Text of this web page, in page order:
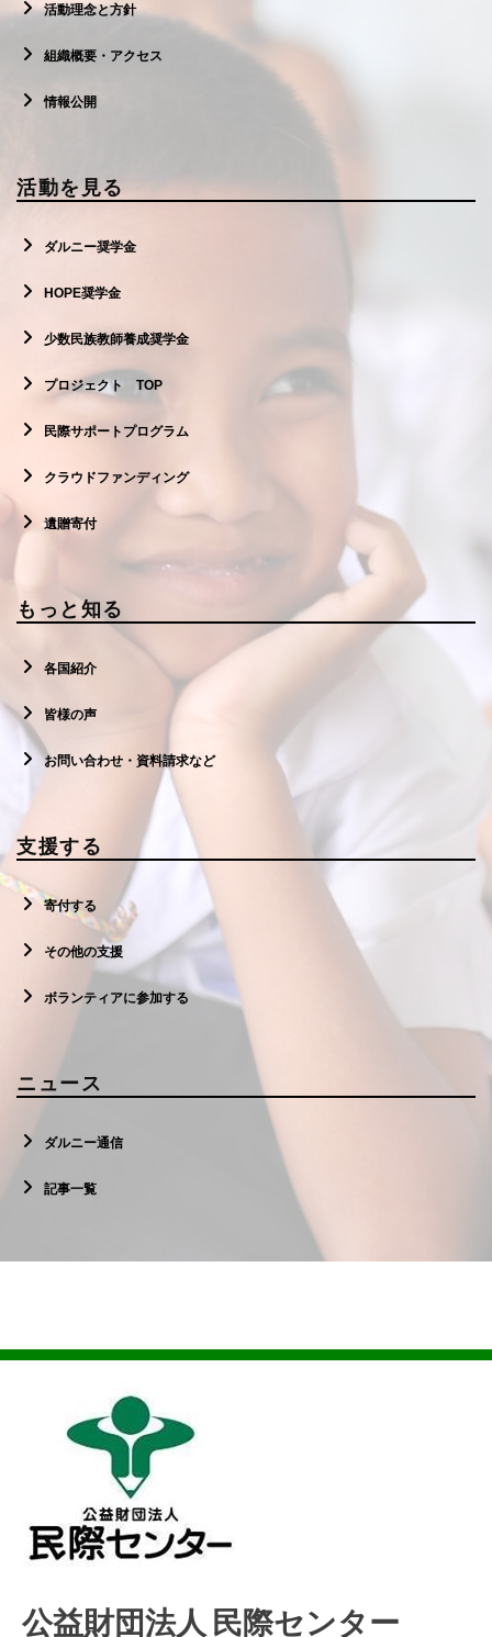
活動理念と方針
組織概要・アクセス
情報公開
活動を見る
ダルニー奨学金
HOPE奨学金
少数民族教師養成奨学金
プロジェクト TOP
民際サポートプログラム
クラウドファンディング
遺贈寄付
もっと知る
各国紹介
皆様の声
お問い合わせ・資料請求など
支援する
寄付する
その他の支援
ボランティアに参加する
ニュース
ダルニー通信
記事一覧
公益財団法人 民際センター